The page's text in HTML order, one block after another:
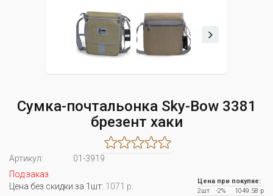
Сумка-почтальонка Sky-Bow 3381
брезент хаки
Артикул:
01-3919
Под заказ
Цена без скидки за 1шт: 1071 р.
Цена при покупке:
2шт
-2%
1049.58 р